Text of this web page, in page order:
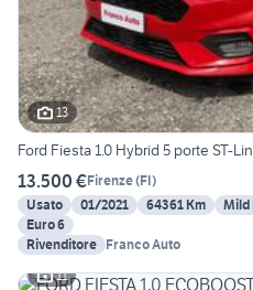
13
Ford Fiesta 1.0 Hybrid 5 porte ST-
13.500 €Firenze(FI)
Usato
01/2021 64361 Km Mild
Euro 6
Rivenditore Franco Auto
11